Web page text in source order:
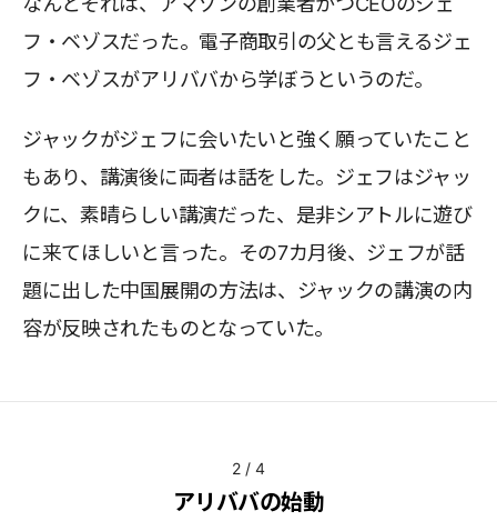
フ・ベゾスだった。電子商取引の父とも言えるジェ
フ・ベゾスがアリババから学ぼうというのだ。
ジャックがジェフに会いたいと強く願っていたこと
もあり、講演後に両者は話をした。ジェフはジャッ
クに、素晴らしい講演だった、是非シアトルに遊び
に来てほしいと言った。その7カ月後、ジェフが話
題に出した中国展開の方法は、ジャックの講演の内
容が反映されたものとなっていた。
2 / 4
アリババの始動